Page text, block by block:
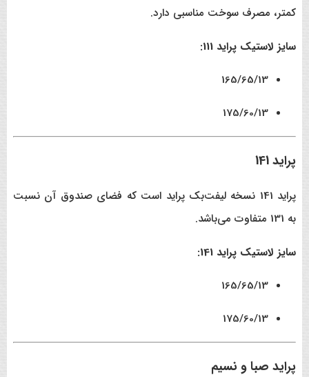
کمتر، مصرف سوخت مناسبی دارد.
سایز لاستیک پراید 111:
165/65/13
175/60/13
پراید 141
پراید 141 نسخه لیفت‌بک پراید است که فضای صندوق آن نسبت
به 131 متفاوت می‌باشد.
سایز لاستیک پراید 141:
165/65/13
175/60/13
پراید صبا و نسیم